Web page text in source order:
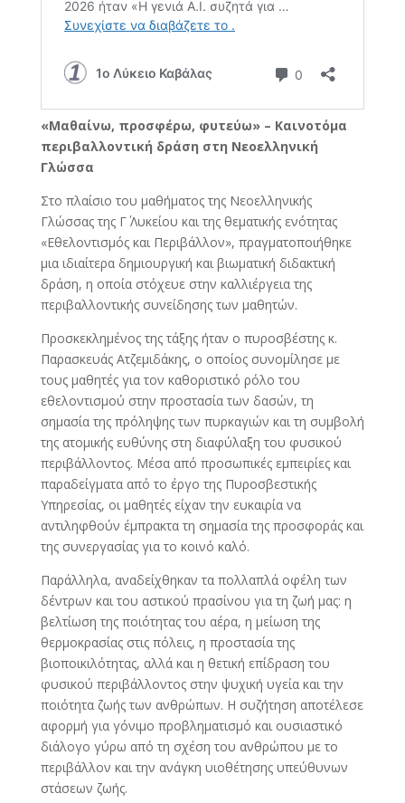
«Μαθαίνω, προσφέρω, φυτεύω» – Καινοτόμα
περιβαλλοντική δράση στη Νεοελληνική
Γλώσσα
Στο πλαίσιο του μαθήματος της Νεοελληνικής
Γλώσσας της Γ΄ Λυκείου και της θεματικής ενότητας
«Εθελοντισμός και Περιβάλλον», πραγματοποιήθηκε
μια ιδιαίτερα δημιουργική και βιωματική διδακτική
δράση, η οποία στόχευε στην καλλιέργεια της
περιβαλλοντικής συνείδησης των μαθητών.
Προσκεκλημένος της τάξης ήταν ο πυροσβέστης κ.
Παρασκευάς Ατζεμιδάκης, ο οποίος συνομίλησε με
τους μαθητές για τον καθοριστικό ρόλο του
εθελοντισμού στην προστασία των δασών, τη
σημασία της πρόληψης των πυρκαγιών και τη συμβολή
της ατομικής ευθύνης στη διαφύλαξη του φυσικού
περιβάλλοντος. Μέσα από προσωπικές εμπειρίες και
παραδείγματα από το έργο της Πυροσβεστικής
Υπηρεσίας, οι μαθητές είχαν την ευκαιρία να
αντιληφθούν έμπρακτα τη σημασία της προσφοράς και
της συνεργασίας για το κοινό καλό.
Παράλληλα, αναδείχθηκαν τα πολλαπλά οφέλη των
δέντρων και του αστικού πρασίνου για τη ζωή μας: η
βελτίωση της ποιότητας του αέρα, η μείωση της
θερμοκρασίας στις πόλεις, η προστασία της
βιοποικιλότητας, αλλά και η θετική επίδραση του
φυσικού περιβάλλοντος στην ψυχική υγεία και την
ποιότητα ζωής των ανθρώπων. Η συζήτηση αποτέλεσε
αφορμή για γόνιμο προβληματισμό και ουσιαστικό
διάλογο γύρω από τη σχέση του ανθρώπου με το
περιβάλλον και την ανάγκη υιοθέτησης υπεύθυνων
στάσεων ζωής.